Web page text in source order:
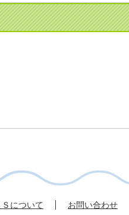
Ｓについて お問い合わせ